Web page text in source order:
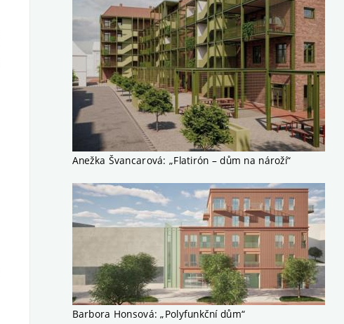
Anežka Švancarová: „Flatirón – dům na nároží“
Barbora Honsová: „Polyfunkční dům“